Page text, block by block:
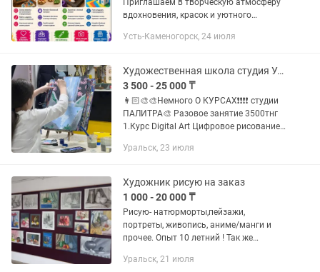
Приглашаем в творческую атмосферу
вдохновения, красок и уютного
создать что-то красивое своими
Усть-Каменогорск, 24 июля
Художественная школа студия Уральск
3 500 - 25 000 ₸
👩🏻🎨🎨Немного О КУРСАХ❗❗❗❗ студии
ПАЛИТРА🎨 Разовое занятие 3500тнг
1.Курс Digital Art Цифровое рисование
Азы портрета стоимость 25000т. 8
Уральск, 23 июля
Художник рисую на заказ
1 000 - 20 000 ₸
Рисую- натюрморты,пейзажи,
портреты, живопись, аниме/манги и
прочее. Опыт 10 летний ! Так же
__Писать ! __ Цена: зависит от -
Уральск, 21 июля